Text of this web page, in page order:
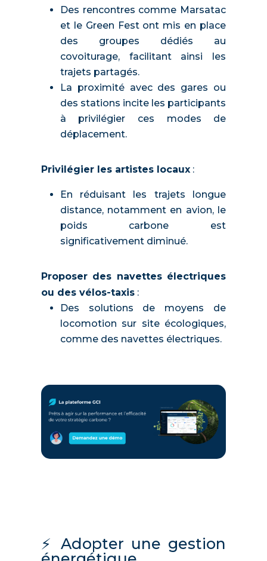
Des rencontres comme Marsatac
et le Green Fest ont mis en place
des groupes dédiés au
covoiturage, facilitant ainsi les
trajets partagés.
La proximité avec des gares ou
des stations incite les participants
à privilégier ces modes de
déplacement.
Privilégier les artistes locaux:
En réduisant les trajets longue
distance, notamment en avion, le
poids carbone est
significativement diminué.
Proposer des navettes électriques
ou des vélos-taxis:
Des solutions de moyens de
locomotion sur site écologiques,
comme des navettes électriques.
⚡️ Adopter une gestion